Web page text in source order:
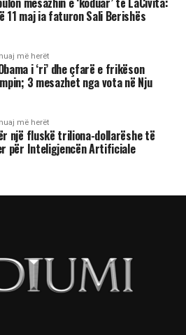
11 maj ia faturon Sali Berishës
më herët
i ‘ri’ dhe çfarë e frikëson
3 mesazhet nga vota në Nju
më herët
një fluskë triliona-dollarëshe të
për Inteligjencën Artificiale